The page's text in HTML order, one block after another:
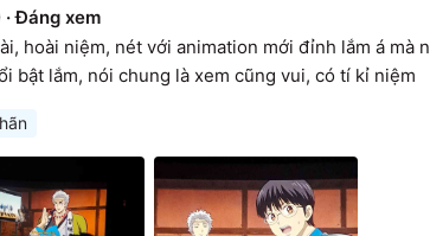
·Đáng xem
hoài niệm, nét với animation mới đỉnh lắm á mà
bật lắm, nói chung là xem cũng vui, có tí kỉ niệm